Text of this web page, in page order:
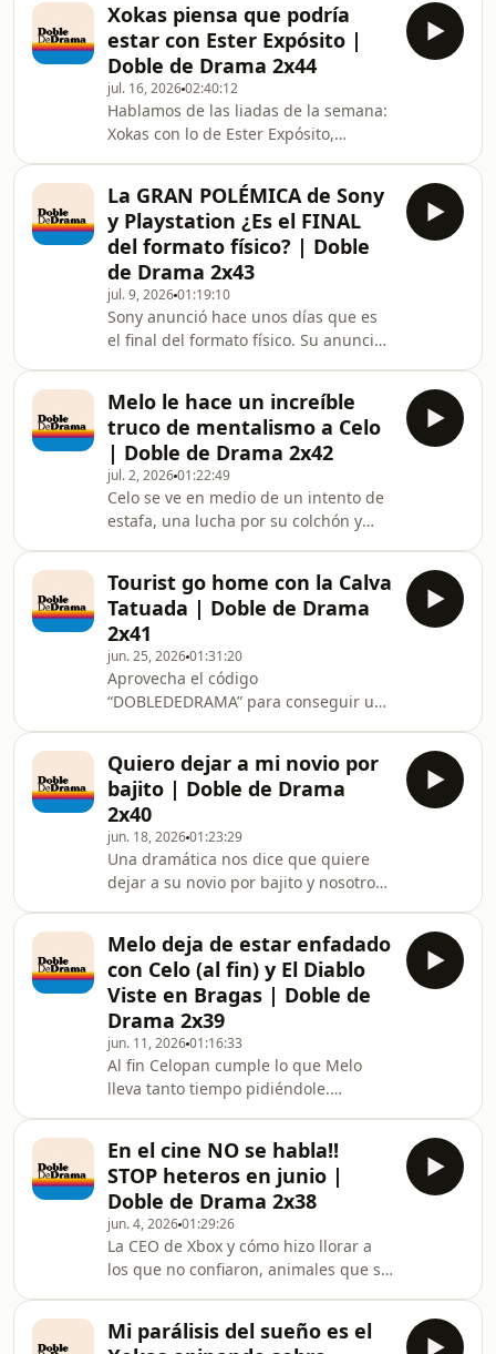
Xokas piensa que podría
estar con Ester Expósito |
Doble de Drama 2x44
jul. 16, 202602:40:12
Hablamos de las liadas de la semana:
Xokas con lo de Ester Expósito,
Goicoechea y lo que ha dicho sobre la
delicuencia. Todo eso y más en el
último capítulo de la temporada 2.
La GRAN POLÉMICA de Sony
y Playstation ¿Es el FINAL
del formato físico? | Doble
de Drama 2x43
jul. 9, 202601:19:10
Sony anunció hace unos días que es
el final del formato físico. Su anuncio
industra. Hasta papi Melenchon se
pronunció. Hablamos de eso y más.
Melo le hace un increíble
truco de mentalismo a Celo
| Doble de Drama 2x42
jul. 2, 202601:22:49
Celo se ve en medio de un intento de
estafa, una lucha por su colchón y
atónito, estupefacto, patitieso,
boquiabierto, turulato, pasmado,
anonadado.
Tourist go home con la Calva
Tatuada | Doble de Drama
2x41
jun. 25, 202601:31:20
Aprovecha el código
“DOBLEDEDRAMA” para conseguir un
pasa un verano mas placentero 🔥Hoy
nos visita la Calva Tatuada para
hablar del problema de los turistas en
Barcelona, de los expats y por qué se
diferencian de la palabra
&quot;inmigrante&quot;, de cómo
lleva su catalanidad y demás ramas
por las que nos vamos, claro.
Quiero dejar a mi novio por
bajito | Doble de Drama
2x40
jun. 18, 202601:23:29
Una dramática nos dice que quiere
dejar a su novio por bajito y nosotros
va un poco salido y Nintendo danos
una Switch 2, por favor.
Melo deja de estar enfadado
con Celo (al fin) y El Diablo
Viste en Bragas | Doble de
Drama 2x39
jun. 11, 202601:16:33
Al fin Celopan cumple lo que Melo
lleva tanto tiempo pidiéndole.
visita del Papa a España, del Diablo
Viste de Prada y de como realmente
todos queremos ser Miranda (o no...)!
🔔 Dale a la campanita para no
perderte ningún vídeo y que te
notifique!🫂 NUESTRO PATREON:
https://www.patreon.com/c/DobledeDrama➡️
SÍGUENOS EN INSTAGRAM https://i
En el cine NO se habla!!
STOP heteros en junio |
Doble de Drama 2x38
jun. 4, 202601:29:26
La CEO de Xbox y cómo hizo llorar a
los que no confiaron, animales que se
prohibido divertirse en junio. Todo
Mi parálisis del sueño es el